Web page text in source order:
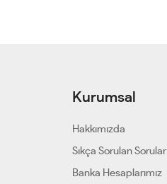
Kurumsal
Hakkımızda
Sıkça Sorulan Sorular
Banka Hesaplarımız